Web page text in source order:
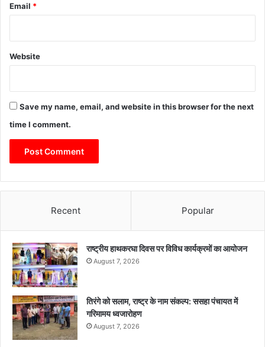
Email *
Website
Save my name, email, and website in this browser for the next
time I comment.
Recent Popular
राष्ट्रीय हाथकरघा दिवस पर विविध कार्यक्रमों का आयोजन
August 7, 2026
तिरंगे को सलाम, राष्ट्र के नाम संकल्प: ससहा पंचायत में
गरिमामय ध्वजारोहण
August 7, 2026